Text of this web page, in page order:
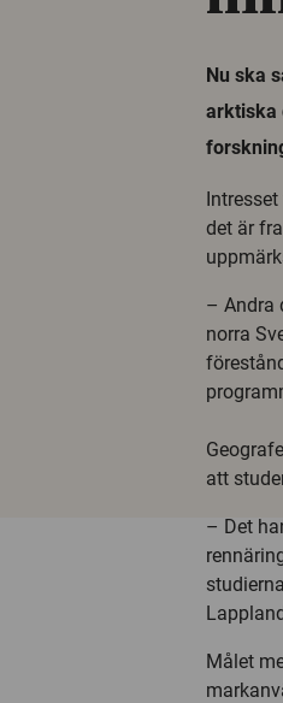
Nu ska
arktiska
det är
– Andra
norra
att
– Det
Målet